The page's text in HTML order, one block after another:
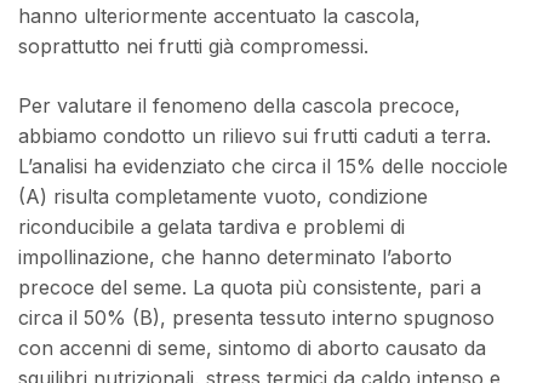
hanno ulteriormente accentuato la cascola,
soprattutto nei frutti già compromessi.
Per valutare il fenomeno della cascola precoce,
abbiamo condotto un rilievo sui frutti caduti a terra.
L’analisi ha evidenziato che circa il 15% delle nocciole
(A) risulta completamente vuoto, condizione
riconducibile a gelata tardiva e problemi di
impollinazione, che hanno determinato l’aborto
precoce del seme. La quota più consistente, pari a
circa il 50% (B), presenta tessuto interno spugnoso
con accenni di seme, sintomo di aborto causato da